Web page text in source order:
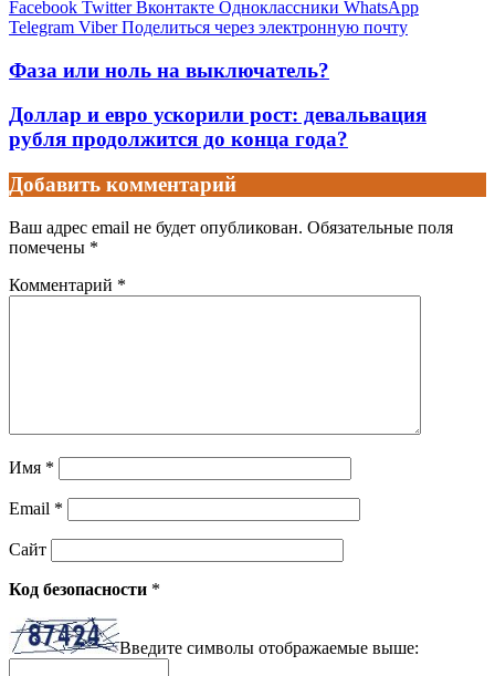
Facebook Twitter Вконтакте Одноклассники WhatsApp
Telegram Viber Поделиться через электронную почту
Фаза или ноль на выключатель?
Доллар и евро ускорили рост: девальвация
рубля продолжится до конца года?
Добавить комментарий
Ваш адрес email не будет опубликован. Обязательные поля
помечены *
Комментарий *
Имя *
Email *
Сайт
Код безопасности *
Введите символы отображаемые выше: